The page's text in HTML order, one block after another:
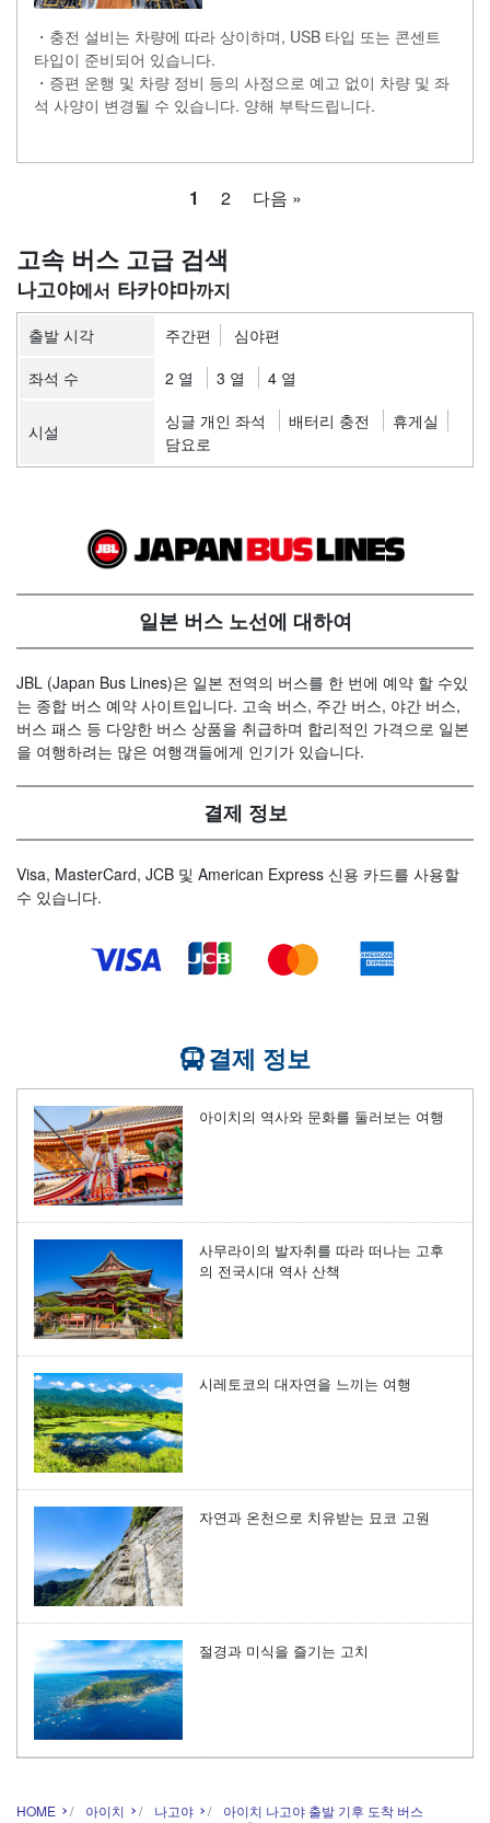
・충전 설비는 차량에 따라 상이하며, USB 타입 또는 콘센트
타입이 준비되어 있습니다.
・증편 운행 및 차량 정비 등의 사정으로 예고 없이 차량 및 좌
석 사양이 변경될 수 있습니다. 양해 부탁드립니다.
1 2 다음 »
고속 버스 고급 검색
나고야 타카야마
출발 시각 주간편
심야편
좌석 수
2 열 3 열 4 열
시설 싱글 개인 좌석 배터리 충전
휴게실
담요로
일본 버스 노선에 대하여
JBL (Japan Bus Lines)은 일본 전역의 버스를 한 번에 예약 할 수있
는 종합 버스 예약 사이트입니다. 고속 버스, 주간 버스, 야간 버스,
버스 패스 등 다양한 버스 상품을 취급하며 합리적인 가격으로 일본
을 여행하려는 많은 여행객들에게 인기가 있습니다.
결제 정보
Visa, MasterCard, JCB 및 American Express 신용 카드를 사용할
수 있습니다.
결제 정보
아이치의 역사와 문화를 둘러보는 여행
사무라이의 발자취를 따라 떠나는 고후
의 전국시대 역사 산책
시레토코의 대자연을 느끼는 여행
자연과 온천으로 치유받는 묘코 고원
절경과 미식을 즐기는 고치
HOME 아이치 나고야
아이치 나고야 출발 기후 도착 버스